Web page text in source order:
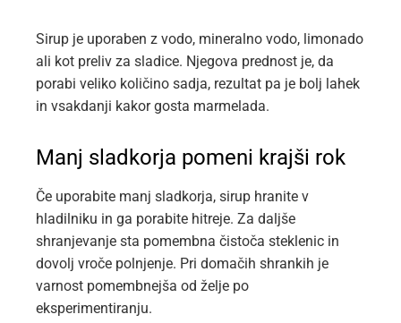
Sirup je uporaben z vodo, mineralno vodo, limonado
ali kot preliv za sladice. Njegova prednost je, da
porabi veliko količino sadja, rezultat pa je bolj lahek
in vsakdanji kakor gosta marmelada.
Manj sladkorja pomeni krajši rok
Če uporabite manj sladkorja, sirup hranite v
hladilniku in ga porabite hitreje. Za daljše
shranjevanje sta pomembna čistoča steklenic in
dovolj vroče polnjenje. Pri domačih shrankih je
varnost pomembnejša od želje po
eksperimentiranju.